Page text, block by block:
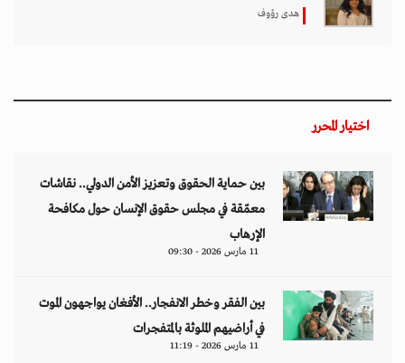
هدى رؤوف
اختيار المحرر
بين حماية الحقوق وتعزيز الأمن الدولي.. نقاشات
معمّقة في مجلس حقوق الإنسان حول مكافحة
الإرهاب
11 مارس 2026 - 09:30
بين الفقر وخطر الانفجار.. الأفغان يواجهون الموت
في أراضيهم الملوثة بالمتفجرات
11 مارس 2026 - 11:19